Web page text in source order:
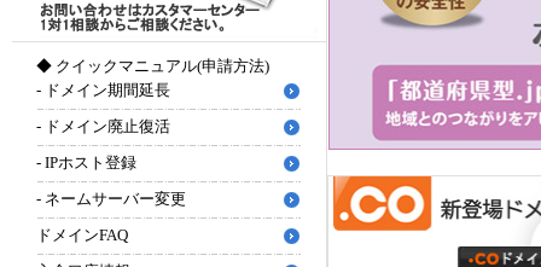
◆ クイックマニュアル(申請方法)
- ドメイン期間延長
- ドメイン廃止復活
- IPホスト登録
- ネームサーバー変更
ドメインFAQ